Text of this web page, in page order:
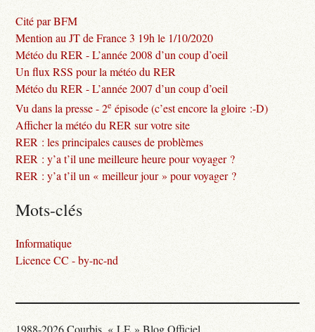
Cité par BFM
Mention au JT de France 3 19h le 1/10/2020
Météo du RER - L’année 2008 d’un coup d’oeil
Un flux RSS pour la météo du RER
Météo du RER - L’année 2007 d’un coup d’oeil
Vu dans la presse - 2e épisode (c’est encore la gloire :-D)
Afficher la météo du RER sur votre site
RER : les principales causes de problèmes
RER : y’a t’il une meilleure heure pour voyager ?
RER : y’a t’il un « meilleur jour » pour voyager ?
Mots-clés
Informatique
Licence CC - by-nc-nd
1988-2026 Courbis, « LE » Blog Officiel